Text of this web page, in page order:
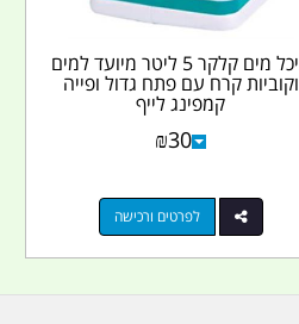
מיכל מים קלקר 5 ליטר מיועד למים
וקוביות קרח עם פתח גדול ופייה
קמפינג לייף
₪30
לפרטים ורכישה